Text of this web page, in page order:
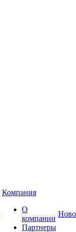
Компания
О
компании
Партнеры